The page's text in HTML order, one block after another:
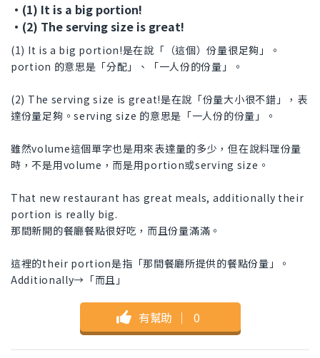
・(1) It is a big portion!
・(2) The serving size is great!
(1) It is a big portion!是在說「（這個）份量很足夠」。
portion 的意思是「分配」、「一人份的份量」。
(2) The serving size is great!是在說「份量大小很不錯」，表
達份量足夠。serving size 的意思是「一人份的份量」。
雖然volume這個單字也是用來表達量的多少，但在說料理份量
時，不是用volume，而是用portion或serving size。
That new restaurant has great meals, additionally their
portion is really big.
那間新開的餐廳餐點很好吃，而且份量滿滿。
這裡的their portion是指「那間餐廳所提供的餐點份量」。
Additionally→「而且」
有幫助 ｜ 0